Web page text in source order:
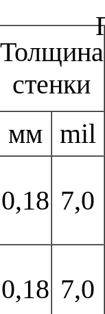
Толщина
стенки
мм mil
0,18 7,0
0,18 7,0